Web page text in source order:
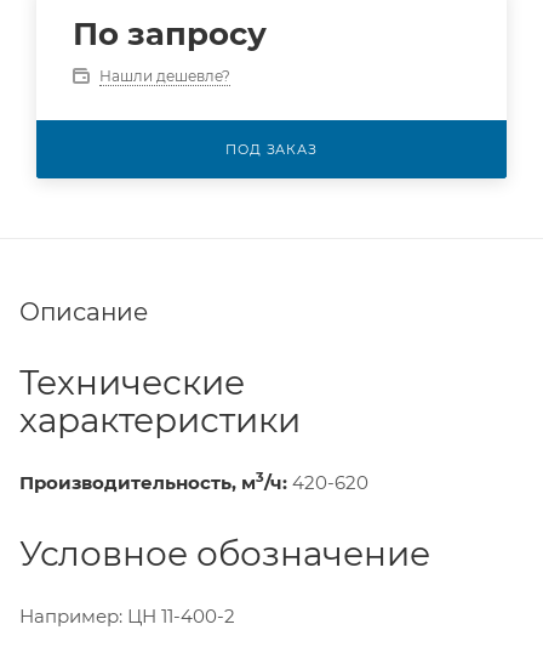
По запросу
Нашли дешевле?
ПОД ЗАКАЗ
Описание
Технические
характеристики
Производительность, м3/ч: 420-620
Условное обозначение
Например: ЦН 11-400-2